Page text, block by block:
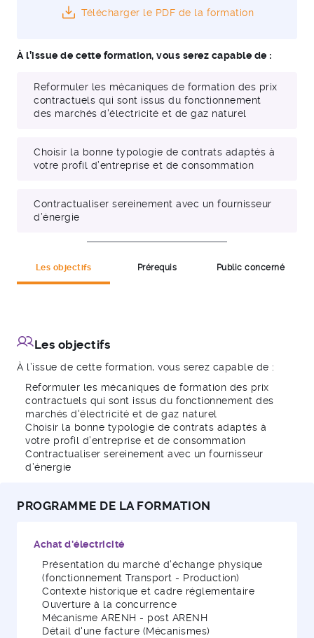
Télécharger le PDF de la formation
À l’issue de cette formation, vous serez capable de :
Reformuler les mécaniques de formation des prix
contractuels qui sont issus du fonctionnement
des marchés d'électricité et de gaz naturel
Choisir la bonne typologie de contrats adaptés à
votre profil d’entreprise et de consommation
Contractualiser sereinement avec un fournisseur
d’énergie
Les objectifs Prérequis Public concerné
Les objectifs
À l’issue de cette formation, vous serez capable de :
Reformuler les mécaniques de formation des prix
contractuels qui sont issus du fonctionnement des
marchés d'électricité et de gaz naturel
Choisir la bonne typologie de contrats adaptés à
votre profil d’entreprise et de consommation
Contractualiser sereinement avec un fournisseur
d’énergie
PROGRAMME DE LA FORMATION
Achat d'électricité
Présentation du marché d'échange physique
(fonctionnement Transport - Production)
Contexte historique et cadre réglementaire
Ouverture à la concurrence
Mécanisme ARENH - post ARENH
Détail d'une facture (Mécanismes)